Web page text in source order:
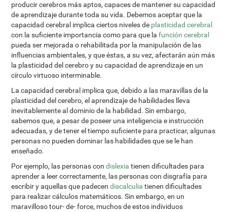
producir cerebros más aptos, capaces de mantener su capacidad
de aprendizaje durante toda su vida. Debemos aceptar que la
capacidad cerebral implica ciertos niveles de plasticidad cerebral
con la suficiente importancia como para que lafunción cerebral
pueda ser mejorada o rehabilitada por la manipulación de las
influencias ambientales, y que éstas, a su vez, afectarán aún más
la plasticidad del cerebro y su capacidad de aprendizaje en un
círculo virtuoso interminable.
La capacidad cerebral implica que, debido a las maravillas de la
plasticidad del cerebro, el aprendizaje de habilidades lleva
inevitablemente al dominio de la habilidad. Sin embargo,
sabemos que, a pesar de poseer una inteligencia e instrucción
adecuadas, y de tener el tiempo suficiente para practicar, algunas
personas no pueden dominar las habilidades que se le han
enseñado.
Por ejemplo, las personas condislexia tienen dificultades para
aprender a leer correctamente, las personas con disgrafía para
escribir y aquellas que padecendiscalculia tienen dificultades
para realizar cálculos matemáticos. Sin embargo, en un
maravilloso tour- de- force, muchos de estos individuos